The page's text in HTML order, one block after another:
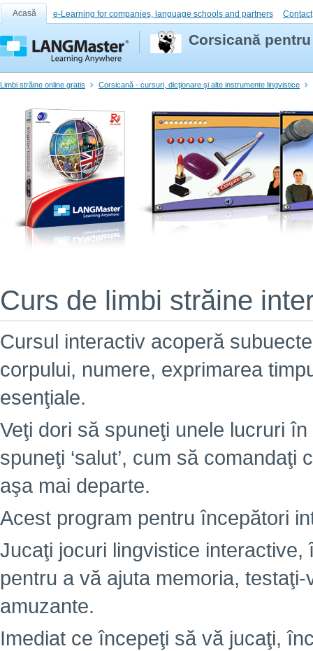
Acasă e-Learning for companies, language schools and partners Contact
Corsicană
Limbi străine online gratis Corsicană - cursuri, dicţionare şi alte instrumente lingvistice
Curs de limbi străine
Cursul interactiv acoperă
corpului, numere, exprimarea
esenţiale.
Veţi dori să spuneţi unele lucruri
spuneţi ‘salut’, cum să
aşa mai departe.
Acest program pentru începători
Jucaţi jocuri lingvistice
pentru a vă ajuta memoria,
amuzante.
Imediat ce începeţi să vă jucaţi,